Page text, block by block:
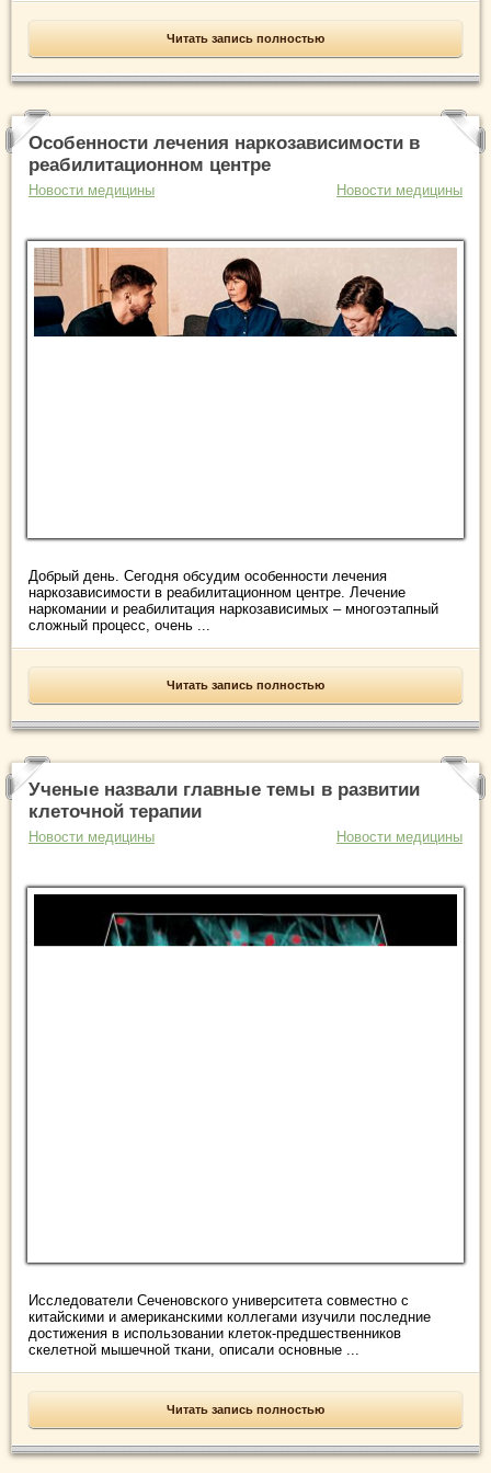
Читать запись полностью
Особенности лечения наркозависимости в
реабилитационном центре
Новости медицины Новости медицины
Добрый день. Сегодня обсудим особенности лечения
наркозависимости в реабилитационном центре. Лечение
наркомании и реабилитация наркозависимых – многоэтапный
сложный процесс, очень ...
Читать запись полностью
Ученые назвали главные темы в развитии
клеточной терапии
Новости медицины Новости медицины
Исследователи Сеченовского университета совместно с
китайскими и американскими коллегами изучили последние
достижения в использовании клеток-предшественников
скелетной мышечной ткани, описали основные ...
Читать запись полностью